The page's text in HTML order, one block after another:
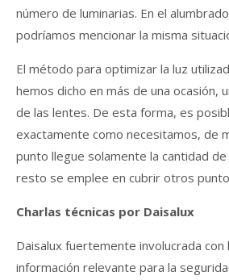
número de luminarias. En el
podríamos mencionar la misma
El método para optimizar la luz
hemos dicho en más de una ocasión,
de las lentes. De esta forma, es
exactamente como necesitamos, de
punto llegue solamente la cantidad
resto se emplee en cubrir otros
Charlas técnicas por Daisalux
Daisalux fuertemente involucrada con
información relevante para la